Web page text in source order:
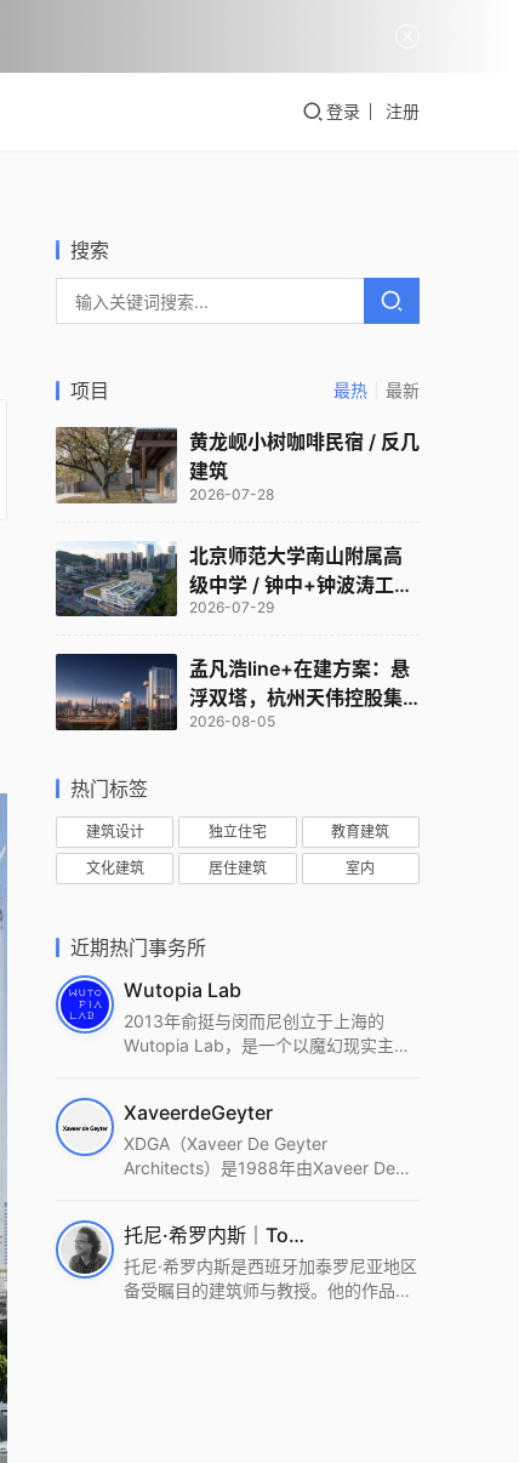
登录 注册
搜索
项目 最热 最新
黄龙岘小树咖啡民宿 / 反几
建筑
2026-07-28
北京师范大学南山附属高
级中学 / 钟中+钟波涛工作
室
2026-07-29
孟凡浩line+在建方案：悬
浮双塔，杭州天伟控股集
团总部
2026-08-05
热门标签
建筑设计 独立住宅 教育建筑
文化建筑 居住建筑 室内
近期热门事务所
Wutopia Lab
2013年俞挺与闵而尼创立于上海的
Wutopia Lab，是一个以魔幻现实主
统这种新的思维范式为基础，以上海性
和生活性为介入设计的原点，以建筑为
工具，从而推动建筑学和社会学进步。
2022 DFA中获Merit,2021 Architizer
A+ Firm Awards中获Special
Mention：Best Young Firm，2020 IF
XaveerdeGeyter
XDGA（Xaveer De Geyter
Architects）是1988年由Xaveer De
进的设计方法、多元的专业团队和国际
化的作品著称，曾获密斯·凡·德罗奖、
Bigmat奖等多项重要奖项。XDGA主张
托尼·希罗内斯｜Toni Gironès
托尼·希罗内斯是西班牙加泰罗尼亚地区
备受瞩目的建筑师与教授。他的作品深